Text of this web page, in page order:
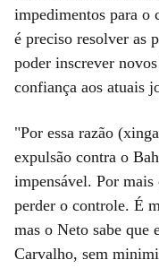
impedimentos para o
é preciso resolver as
poder inscrever
confiança aos atuais
"Por essa razão
expulsão contra o
impensável. Por mais
perder o controle. É
mas o Neto sabe
Carvalho, sem